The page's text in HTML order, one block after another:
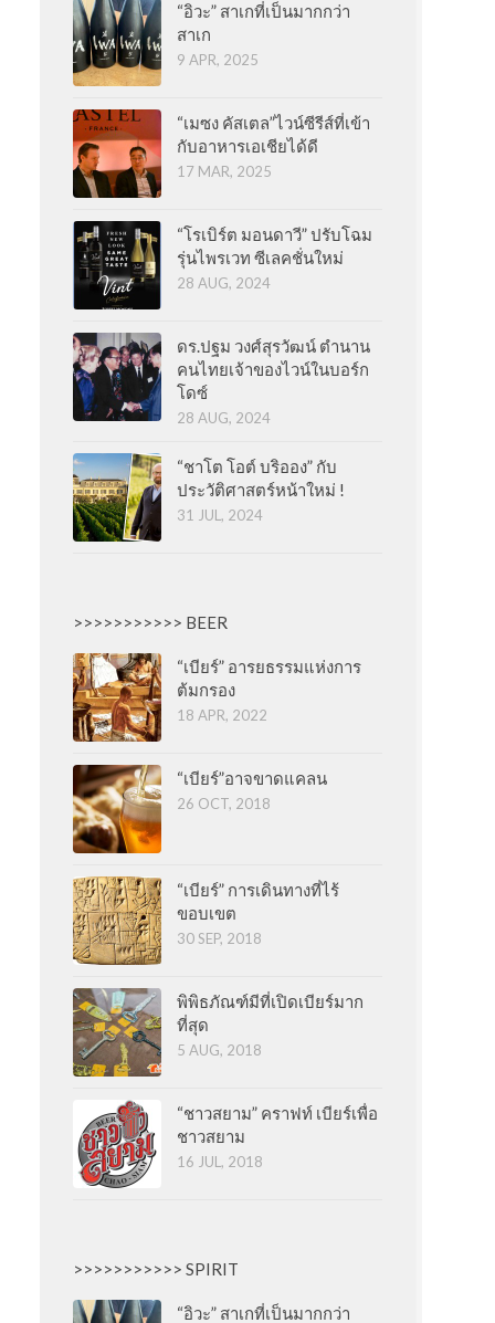
“อิวะ” สาเกที่เป็นมากกว่า
สาเก
9 APR, 2025
“เมซง คัสเตล”ไวน์ซีรีส์ที่เข้า
กับอาหารเอเชียได้ดี
17 MAR, 2025
“โรเบิร์ต มอนดาวี” ปรับโฉม
รุ่นไพรเวท ซีเลคชั่นใหม่
28 AUG, 2024
ดร.ปฐม วงศ์สุรวัฒน์ ตำนาน
คนไทยเจ้าของไวน์ในบอร์ก
โดซ์
28 AUG, 2024
“ชาโต โอต์ บริออง” กับ
ประวัติศาสตร์หน้าใหม่ !
31 JUL, 2024
>>>>>>>>>>> BEER
“เบียร์” อารยธรรมแห่งการ
ต้มกรอง
18 APR, 2022
“เบียร์”อาจขาดแคลน
26 OCT, 2018
“เบียร์” การเดินทางที่ไร้
ขอบเขต
30 SEP, 2018
พิพิธภัณฑ์มีที่เปิดเบียร์มาก
ที่สุด
5 AUG, 2018
“ชาวสยาม” คราฟท์ เบียร์เพื่อ
ชาวสยาม
16 JUL, 2018
>>>>>>>>>>> SPIRIT
“อิวะ” สาเกที่เป็นมากกว่า